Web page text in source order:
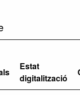
Estat
digitalització